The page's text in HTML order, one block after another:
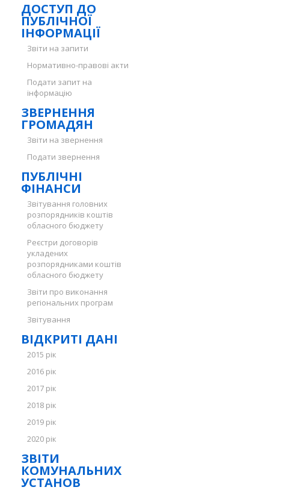
ДОСТУП ДО
ПУБЛІЧНОЇ
ІНФОРМАЦІЇ
Звіти на запити
Нормативно-правові акти
Подати запит на
інформацію
ЗВЕРНЕННЯ
ГРОМАДЯН
Звіти на звернення
Подати звернення
ПУБЛІЧНІ
ФІНАНСИ
Звітування головних
розпорядників коштів
обласного бюджету
Реєстри договорів
укладених
розпорядниками коштів
обласного бюджету
Звіти про виконання
регіональних програм
Звітування
ВІДКРИТІ ДАНІ
2015 рік
2016 рік
2017 рік
2018 рік
2019 рік
2020 рік
ЗВІТИ
КОМУНАЛЬНИХ
УСТАНОВ